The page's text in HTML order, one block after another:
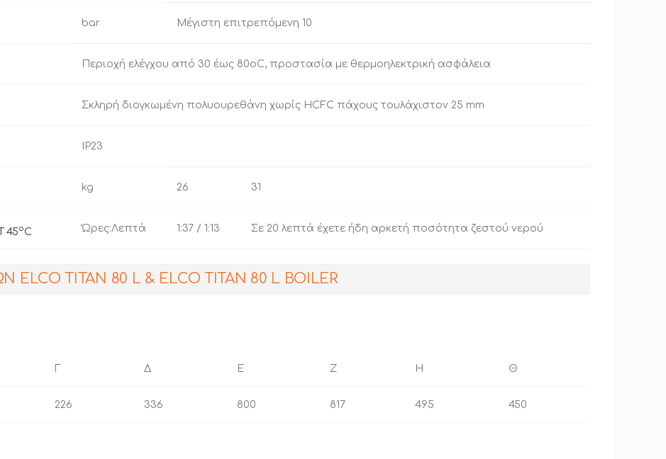
bar Μέγιστη επιτρεπόμενη 10
Περιοχή ελέγχου από 30 έως 80oC, προστασία με θερμοηλεκτρική ασφάλεια
Σκληρή διογκωμένη πολυουρεθάνη χωρίς HCFC πάχους τουλάχιστον 25 mm
IP23
kg 26 31
45oC Ώρες:Λεπτά 1:37 / 1:13 Σε 20 λεπτά έχετε ήδη αρκετή ποσότητα ζεστού νερού
TITAN 80 L & ELCO TITAN 80 L BOILER
Γ Δ E Ζ H Θ
226 336 800 817 495 450